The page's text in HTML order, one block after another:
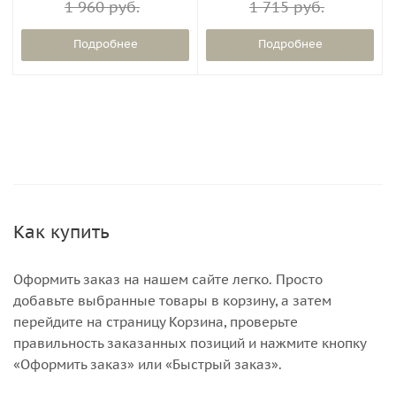
1 960 руб.
Подробнее
1 715 руб.
Подробнее
Как купить
Оформить заказ на нашем сайте легко. Просто
добавьте выбранные товары в корзину, а затем
перейдите на страницу Корзина, проверьте
правильность заказанных позиций и нажмите кнопку
«Оформить заказ» или «Быстрый заказ».